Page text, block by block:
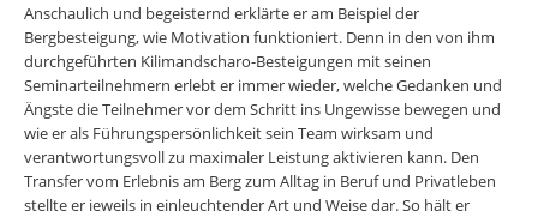
Anschaulich und begeisternd erklärte er am Beispiel der
Bergbesteigung, wie Motivation funktioniert. Denn in den von ihm
durchgeführten Kilimandscharo-Besteigungen mit seinen
Seminarteilnehmern erlebt er immer wieder, welche Gedanken und
Ängste die Teilnehmer vor dem Schritt ins Ungewisse bewegen und
wie er als Führungspersönlichkeit sein Team wirksam und
verantwortungsvoll zu maximaler Leistung aktivieren kann. Den
Transfer vom Erlebnis am Berg zum Alltag in Beruf und Privatleben
stellte er jeweils in einleuchtender Art und Weise dar. So hält er